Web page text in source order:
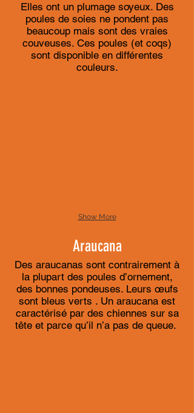
Elles ont un plumage soyeux. Des
poules de soies ne pondent pas
beaucoup mais sont des vraies
couveuses. Ces poules (et coqs)
sont disponible en différentes
couleurs.
Show More
Araucana
Des araucanas sont contrairement à
la plupart des poules d’ornement,
des bonnes pondeuses. Leurs œufs
sont bleus verts . Un araucana est
caractérisé par des chiennes sur sa
tête et parce qu’il n’a pas de queue.